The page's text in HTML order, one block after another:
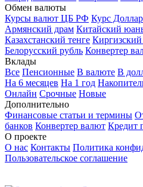
Адрес: пгт Оловянная,
Контакты: 03‒21;пн - пт с
18 СберБанк
Адрес: с. Нижний Цасучей,
80;Контакты: 03‒21;пн - пт
19 СберБанк
Адрес: с. Урульга,
(495) 500‒55‒50;ср,чт с
17:00; пт с 09:00 до 12:30; с
Обмен валюты
Курсы валют ЦБ РФ Курс
Армянский драм Китайский
Казахстанский тенге
Белорусский рубль Конвертер
Вклады
Все Пенсионные В валюте В
На 6 месяцев На 1 год
Онлайн Срочные Новые
Дополнительно
Финансовые статьи и термины
банков Конвертер валют Кредит
О проекте
О нас Контакты Политика
Пользовательское соглашение